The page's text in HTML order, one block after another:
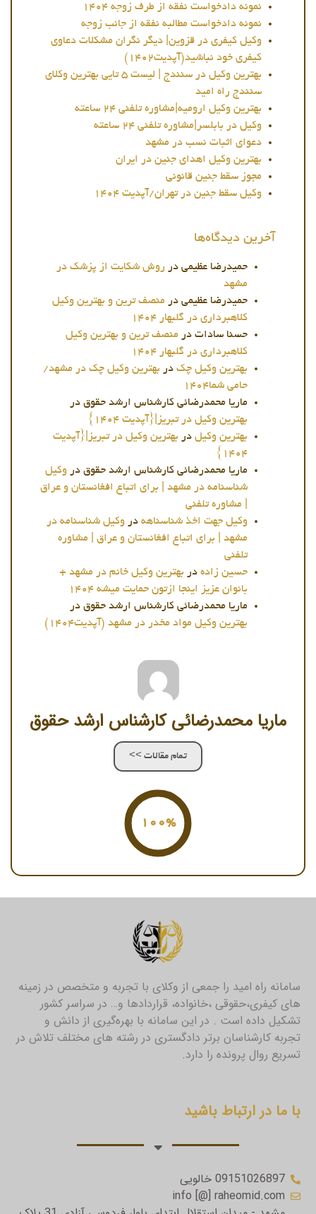
نمونه دادخواست نفقه از طرف زوجه 1404
نمونه دادخواست مطالبه نفقه از جانب زوجه
وکیل کیفری در قزوین| دیگر نگران مشکلات دعاوی
کیفری خود نباشید(آپدیت1402)
بهترین وکیل در سنندج | لیست 5 تایی بهترین وکلای
سنندج راه امید
بهترین وکیل ارومیه|مشاوره تلفنی 24 ساعته
وکیل در بابلسر|مشاوره تلفنی 24 ساعته
دعوای اثبات نسب در مشهد
بهترین وکیل اهدای جنین در ایران
مجوز سقط جنین قانونی
وکیل سقط جنین در تهران/آپدیت 1404
آخرین دیدگاه‌ها
حمیدرضا عظیمی در روش شکایت از پزشک در
مشهد
حمیدرضا عظیمی در منصف ترین و بهترین وکیل
کلاهبرداری در گلبهار 1404
حسنا سادات در منصف ترین و بهترین وکیل
کلاهبرداری در گلبهار 1404
بهترین وکیل چک در بهترین وکیل چک در مشهد/
حامی شما1404
ماریا محمدرضائی کارشناس ارشد حقوق در
بهترین وکیل در تبریز|{آپدیت 1404}
بهترین وکیل در بهترین وکیل در تبریز|{آپدیت
1404}
ماریا محمدرضائی کارشناس ارشد حقوق در وکیل
شناسنامه در مشهد | برای اتباع افغانستان و عراق
| مشاوره تلفنی
وکیل جهت اخذ شناسناهه در وکیل شناسنامه در
مشهد | برای اتباع افغانستان و عراق | مشاوره
تلفنی
حسین زاده در بهترین وکیل خانم در مشهد +
بانوان عزیز اینجا ازتون حمایت میشه 1404
ماریا محمدرضائی کارشناس ارشد حقوق در
بهترین وکیل مواد مخدر در مشهد (آپدیت1404)
ماریا محمدرضائی کارشناس ارشد حقوق
تمام مقالات >>
100%
سامانه راه امید را جمعی از وکلای با تجربه و متخصص در زمینه
های کیفری،حقوقی ،خانواده، قراردادها و… در سراسر کشور
تشکیل داده است . در این سامانه با بهره‌گیری از دانش و
تجربه کارشناسان برتر دادگستری در رشته های مختلف تلاش در
تسریع روال پرونده را دارد.
با ما در ارتباط باشید
09151026897 خالویی
info [@] raheomid.com